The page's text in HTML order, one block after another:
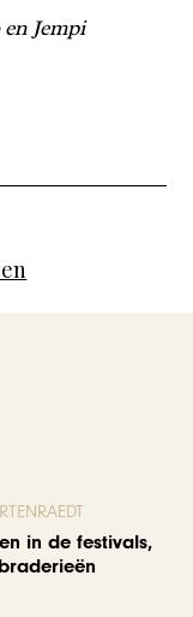
Jempi
in de festivals,